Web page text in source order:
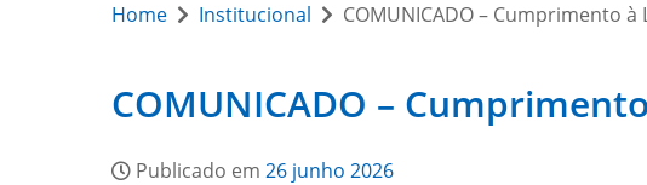
Home Institucional COMUNICADO – Cumprimento
COMUNICADO –
Publicado em 26 junho 2026